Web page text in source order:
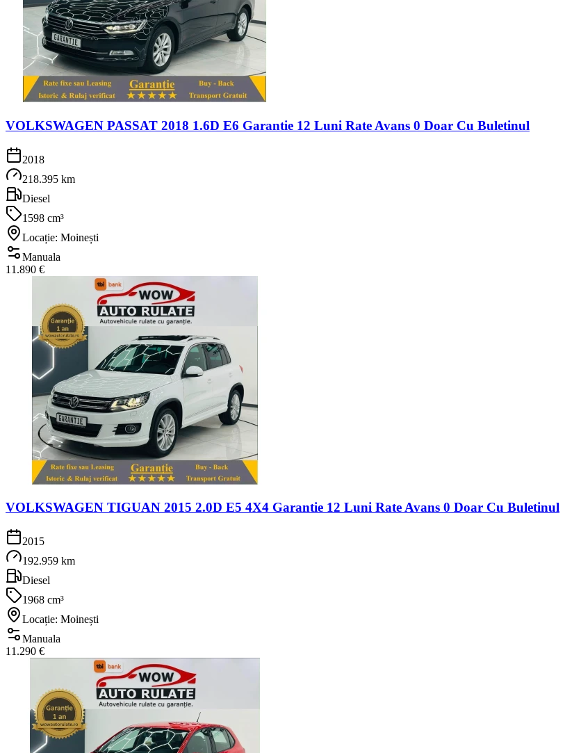
VOLKSWAGEN PASSAT 2018 1.6D E6 Garantie 12 Luni Rate Avans 0 Doar Cu Buletinul
2018
218.395 km
Diesel
1598 cm³
Locație: Moinești
Manuala
11.890 €
VOLKSWAGEN TIGUAN 2015 2.0D E5 4X4 Garantie 12 Luni Rate Avans 0 Doar Cu Buletinul
2015
192.959 km
Diesel
1968 cm³
Locație: Moinești
Manuala
11.290 €